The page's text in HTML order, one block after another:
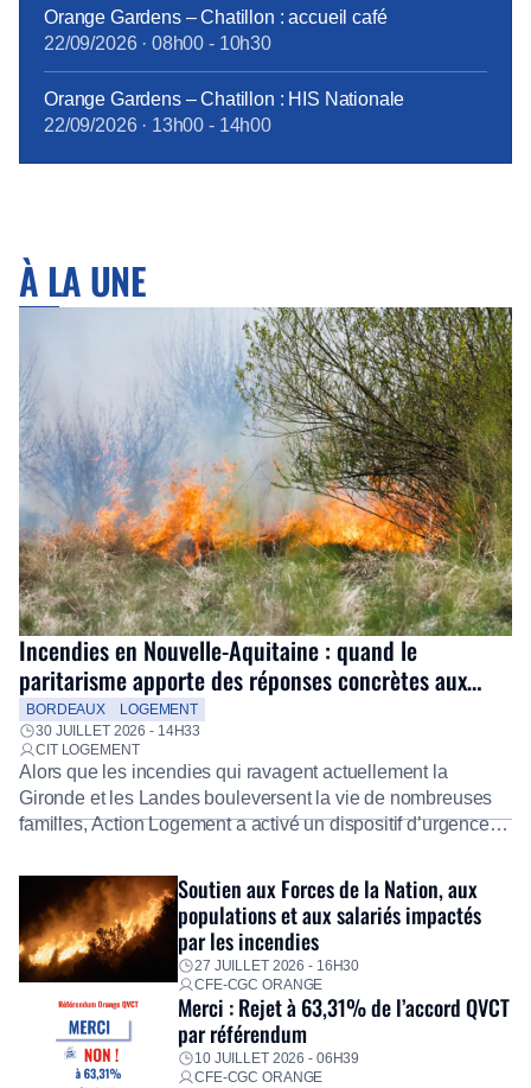
Orange Gardens – Chatillon : accueil café
22/09/2026· 08h00 - 10h30
Orange Gardens – Chatillon : HIS Nationale
22/09/2026· 13h00 - 14h00
À LA UNE
Incendies en Nouvelle-Aquitaine : quand le
paritarisme apporte des réponses concrètes aux
salariés
BORDEAUX
LOGEMENT
30 JUILLET 2026 - 14H33
CIT LOGEMENT
Alors que les incendies qui ravagent actuellement la
Gironde et les Landes bouleversent la vie de nombreuses
familles, Action Logement a activé un dispositif d’urgence
Fidèle à sa mission d’utilité sociale, le Groupe mobilise
immédiatement ses équipes afin de proposer un diagnostic
personnalisé, des aides financières pour faire face aux
premières dépenses, […]
Soutien aux Forces de la Nation, aux
populations et aux salariés impactés
par les incendies
27 JUILLET 2026 - 16H30
CFE-CGC ORANGE
Merci : Rejet à 63,31% de l’accord QVCT
par référendum
10 JUILLET 2026 - 06H39
CFE-CGC ORANGE